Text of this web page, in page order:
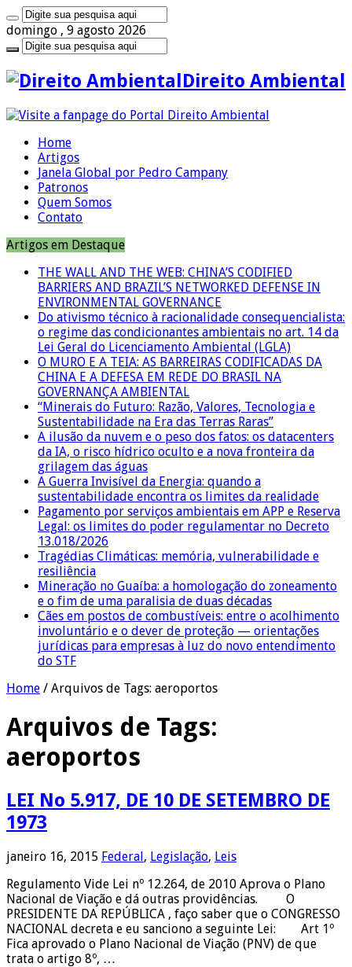
domingo , 9 agosto 2026
Direito Ambiental
Home
Artigos
Janela Global por Pedro Campany
Patronos
Quem Somos
Contato
Artigos em Destaque
THE WALL AND THE WEB: CHINA’S CODIFIED
BARRIERS AND BRAZIL’S NETWORKED DEFENSE IN
ENVIRONMENTAL GOVERNANCE
Do ativismo técnico à racionalidade consequencialista:
o regime das condicionantes ambientais no art. 14 da
Lei Geral do Licenciamento Ambiental (LGLA)
O MURO E A TEIA: AS BARREIRAS CODIFICADAS DA
CHINA E A DEFESA EM REDE DO BRASIL NA
GOVERNANÇA AMBIENTAL
“Minerais do Futuro: Razão, Valores, Tecnologia e
Sustentabilidade na Era das Terras Raras”
A ilusão da nuvem e o peso dos fatos: os datacenters
da IA, o risco hídrico oculto e a nova fronteira da
grilagem das águas
A Guerra Invisível da Energia: quando a
sustentabilidade encontra os limites da realidade
Pagamento por serviços ambientais em APP e Reserva
Legal: os limites do poder regulamentar no Decreto
13.018/2026
Tragédias Climáticas: memória, vulnerabilidade e
resiliência
Mineração no Guaíba: a homologação do zoneamento
e o fim de uma paralisia de duas décadas
Cães em postos de combustíveis: entre o acolhimento
involuntário e o dever de proteção — orientações
jurídicas para empresas à luz do novo entendimento
do STF
Home / Arquivos de Tags: aeroportos
Arquivos de Tags:
aeroportos
LEI No 5.917, DE 10 DE SETEMBRO DE
1973
janeiro 16, 2015 Federal, Legislação, Leis
Regulamento Vide Lei nº 12.264, de 2010 Aprova o Plano
Nacional de Viação e dá outras providências. O
PRESIDENTE DA REPÚBLICA , faço saber que o CONGRESSO
NACIONAL decreta e eu sanciono a seguinte Lei: Art 1º
Fica aprovado o Plano Nacional de Viação (PNV) de que
trata o artigo 8º, …